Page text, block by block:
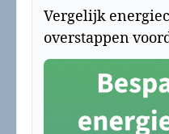
Vergelijk
overstappen